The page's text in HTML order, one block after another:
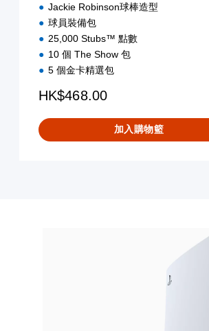
Jackie Robinson球棒造型
球員裝備包
25,000 Stubs™ 點數
10 個 The Show 包
5 個金卡精選包
HK$468.00
加入購物籃